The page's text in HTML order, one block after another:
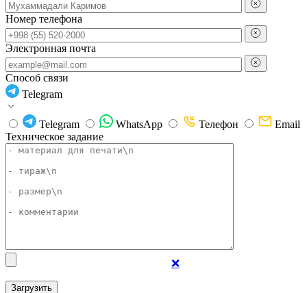
Номер телефона
Электронная почта
Способ связи
Telegram
Telegram WhatsApp Телефон
Email
Техническое задание
❌